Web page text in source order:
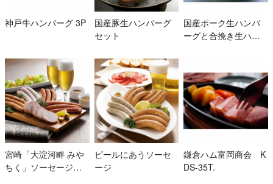
神戸牛ハンバーグ 3P
国産豚生ハンバーグ
セット
国産ポーク生ハンバ
ーグと合挽き生ハン
宮崎「大淀河畔 みや
ちく」ソーセージセ
ビールにあうソーセ
ージ
鎌倉ハム富岡商会 K
DS-35T.